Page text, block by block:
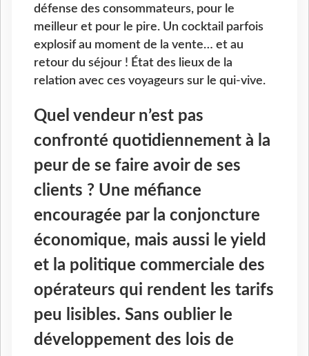
défense des consommateurs, pour le
meilleur et pour le pire. Un cocktail parfois
explosif au moment de la vente… et au
retour du séjour ! État des lieux de la
relation avec ces voyageurs sur le qui-vive.
Quel vendeur n’est pas
confronté quotidiennement à la
peur de se faire avoir de ses
clients ? Une méfiance
encouragée par la conjoncture
économique, mais aussi le yield
et la politique commerciale des
opérateurs qui rendent les tarifs
peu lisibles. Sans oublier le
développement des lois de